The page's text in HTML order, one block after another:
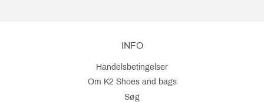
INFO
Handelsbetingelser
Om K2 Shoes and bags
Søg